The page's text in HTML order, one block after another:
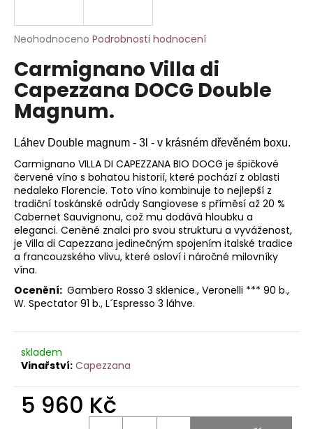
Průměrné
produktu
je
0,0
z
5
Neohodnoceno Podrobnosti hodnocení
Carmignano Villa di
Capezzana DOCG Double
Magnum.
Láhev Double magnum - 3l - v krásném dřevěném boxu.
Carmignano VILLA DI CAPEZZANA BIO DOCG je špičkové
červené víno s bohatou historií, které pochází z oblasti
nedaleko Florencie. Toto víno kombinuje to nejlepší z
tradiční toskánské odrůdy Sangiovese s příměsí až 20 %
Cabernet Sauvignonu, což mu dodává hloubku a
eleganci. Ceněné znalci pro svou strukturu a vyváženost,
je Villa di Capezzana jedinečným spojením italské tradice
a francouzského vlivu, které osloví i náročné milovníky
vína.
Ocenění: Gambero Rosso 3 sklenice., Veronelli *** 90 b.,
W. Spectator 91 b., L´Espresso 3 láhve.
skladem
Capezzana
5 960 Kč
j
t
?
HLEDAT
D
o
p
o
r
u
u
e
e